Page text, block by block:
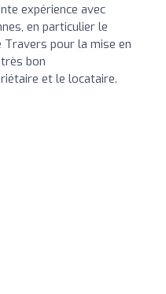
expérience avec
en particulier le
pour la mise en
bon
et le locataire.